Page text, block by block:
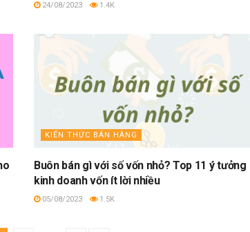
24/08/2023 1.4K
KIẾN THỨC BÁN HÀNG
Buôn bán gì với số vốn nhỏ? Top 11 ý tưởng
kinh doanh vốn ít lời nhiều
05/08/2023 1.5K